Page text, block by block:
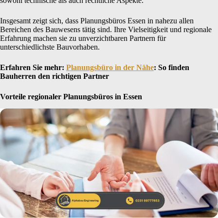
Insgesamt zeigt sich, dass Planungsbüros Essen in nahezu allen
Bereichen des Bauwesens tätig sind. Ihre Vielseitigkeit und regionale
Erfahrung machen sie zu unverzichtbaren Partnern für
unterschiedlichste Bauvorhaben.
Erfahren Sie mehr: Planungsbüro in der Nähe: So finden
Bauherren den richtigen Partner
Vorteile regionaler Planungsbüros in Essen